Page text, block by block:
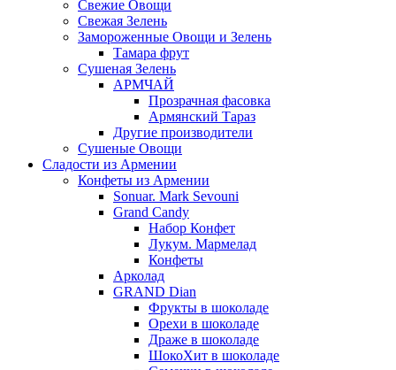
Свежие Овощи
Свежая Зелень
Замороженные Овощи и Зелень
Тамара фрут
Сушеная Зелень
АРМЧАЙ
Прозрачная фасовка
Армянский Тараз
Другие производители
Сушеные Овощи
Сладости из Армении
Конфеты из Армении
Sonuar. Mark Sevouni
Grand Candy
Набор Конфет
Лукум. Мармелад
Конфеты
Арколад
GRAND Dian
Фрукты в шоколаде
Орехи в шоколаде
Драже в шоколаде
ШокоХит в шоколаде